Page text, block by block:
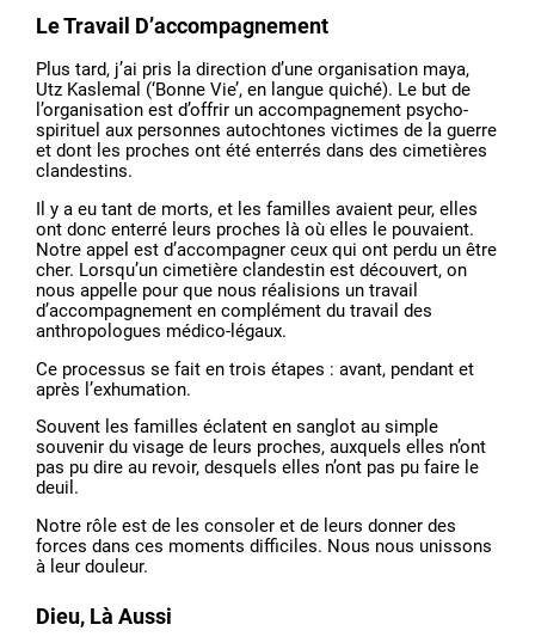
Le Travail D’accompagnement
Plus tard, j’ai pris la direction d’une organisation maya,
Utz Kaslemal (‘Bonne Vie’, en langue quiché). Le but de
l’organisation est d’offrir un accompagnement psycho-
spirituel aux personnes autochtones victimes de la guerre
et dont les proches ont été enterrés dans des cimetières
clandestins.
Il y a eu tant de morts, et les familles avaient peur, elles
ont donc enterré leurs proches là où elles le pouvaient.
Notre appel est d’accompagner ceux qui ont perdu un être
cher. Lorsqu’un cimetière clandestin est découvert, on
nous appelle pour que nous réalisions un travail
d’accompagnement en complément du travail des
anthropologues médico-légaux.
Ce processus se fait en trois étapes : avant, pendant et
après l’exhumation.
Souvent les familles éclatent en sanglot au simple
souvenir du visage de leurs proches, auxquels elles n’ont
pas pu dire au revoir, desquels elles n’ont pas pu faire le
deuil.
Notre rôle est de les consoler et de leurs donner des
forces dans ces moments difficiles. Nous nous unissons
à leur douleur.
Dieu, Là Aussi